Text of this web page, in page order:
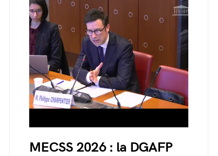
MECSS 2026 : la DGAFP